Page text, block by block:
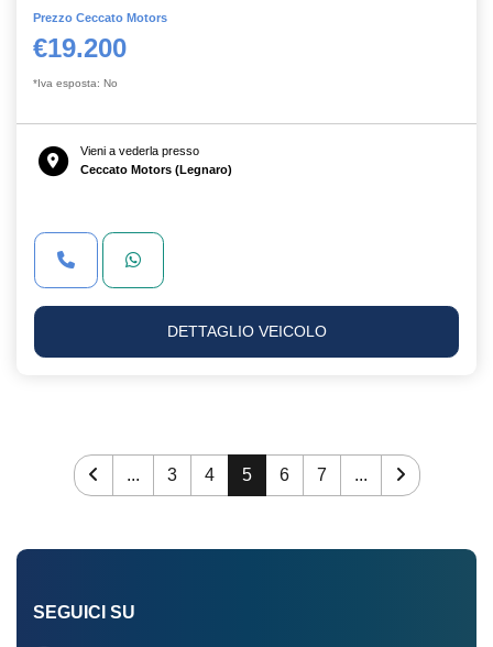
Prezzo Ceccato Motors
€19.200
*Iva esposta: No
Vieni a vederla presso
Ceccato Motors (Legnaro)
DETTAGLIO VEICOLO
... 3 4 5 6 7 ...
SEGUICI SU